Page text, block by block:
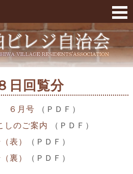
覧分 « 柏ビレジ
日回覧分
６月号 （ＰＤＦ）
しのご案内
（ＰＤＦ）
表）
（ＰＤＦ）
裏）
（ＰＤＦ）